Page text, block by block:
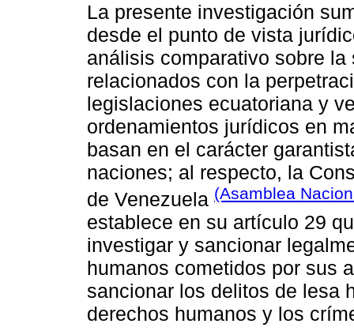
La presente investigación
desde el punto de vista
análisis comparativo sobre
relacionados con la
legislaciones ecuatoriana y
ordenamientos jurídicos en
basan en el carácter
naciones; al respecto, la
de Venezuela (Asamblea
establece en su artículo 29
investigar y sancionar
humanos cometidos por sus
sancionar los delitos de lesa
derechos humanos y los